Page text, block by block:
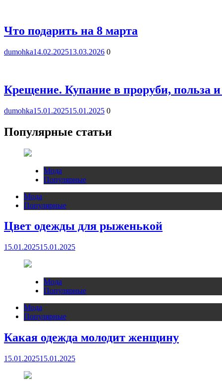
Что подарить на 8 марта
dumohka14.02.202513.03.2026 0
Крещение. Купание в проруби, польза и
dumohka15.01.202515.01.2025 0
Популярные статьи
Мода
Популярные
Мода
Популярные
Цвет одежды для рыженькой
15.01.202515.01.2025
Мода
Популярные
Мода
Популярные
Какая одежда молодит женщину
15.01.202515.01.2025